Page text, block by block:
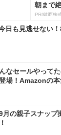
朝まで
PR(健商株
日も見逃せない
んなセールやって
登場！Amazonの
9月の親子スナッ